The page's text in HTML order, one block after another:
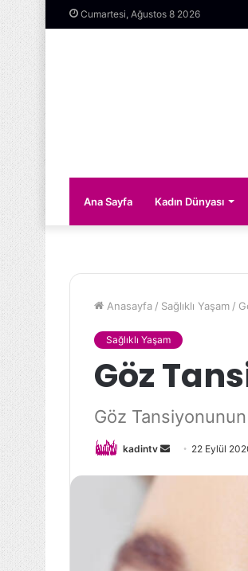
Cumartesi, Ağustos 8 2026
Ana Sayfa Kadın Dünyası
Anasayfa / Sağlıklı Yaşam /
Sağlıklı Yaşam
Göz
Göz
kadintv
Bir
22 Eylül